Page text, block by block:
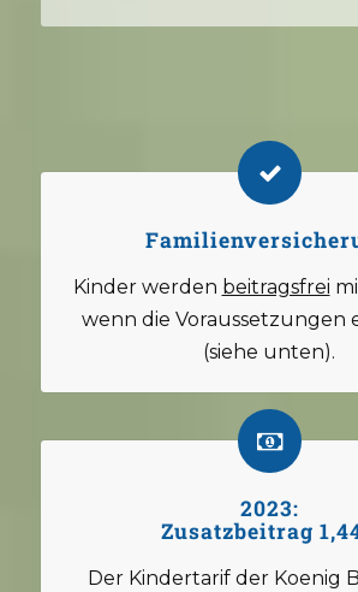
Kinder werden beitragsfrei
wenn die Voraussetzungen
(siehe unten).
2023:
Zusatzbeitrag
Der Kindertarif der Koenig